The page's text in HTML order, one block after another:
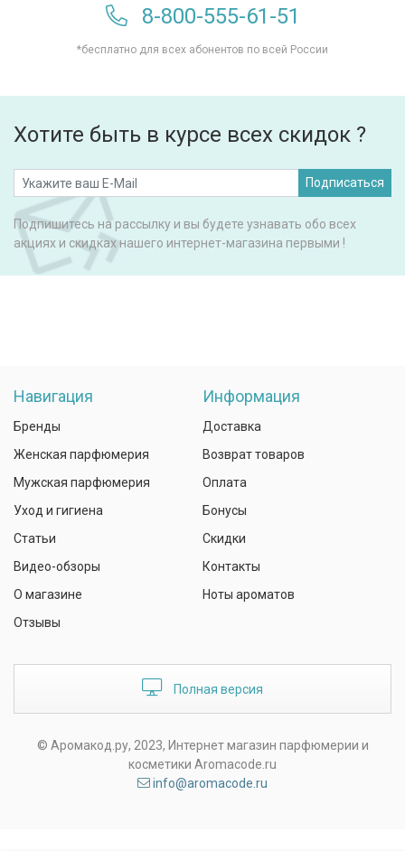
8-800-555-61-51
*бесплатно для всех абонентов по всей России
Хотите быть в курсе всех скидок ?
Подписаться
Подпишитесь на рассылку и вы будете узнавать обо всех
акциях и скидках нашего интернет-магазина первыми !
Навигация
Бренды
Женская парфюмерия
Мужская парфюмерия
Уход и гигиена
Статьи
Видео-обзоры
О магазине
Отзывы
Информация
Доставка
Возврат товаров
Оплата
Бонусы
Скидки
Контакты
Ноты ароматов
Полная версия
© Аромакод.ру, 2023, Интернет магазин парфюмерии и
косметики Aromacode.ru
info@aromacode.ru